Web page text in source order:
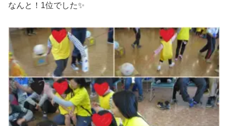
なんと！1位でした✨